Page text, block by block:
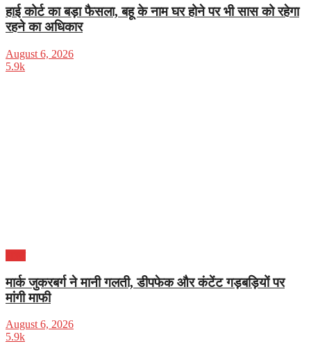
हाई कोर्ट का बड़ा फैसला, बहू के नाम घर होने पर भी सास को रहेगा
रहने का अधिकार
August 6, 2026
5.9k
मार्क जुकरबर्ग ने मानी गलती, डीपफेक और कंटेंट गड़बड़ियों पर
मांगी माफी
August 6, 2026
5.9k